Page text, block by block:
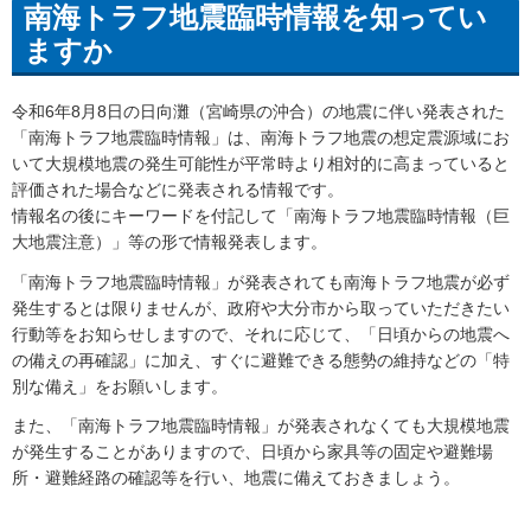
南海トラフ地震臨時情報を知ってい
ますか
令和6年8月8日の日向灘（宮崎県の沖合）の地震に伴い発表された
「南海トラフ地震臨時情報」は、南海トラフ地震の想定震源域にお
いて大規模地震の発生可能性が平常時より相対的に高まっていると
評価された場合などに発表される情報です。
情報名の後にキーワードを付記して「南海トラフ地震臨時情報（巨
大地震注意）」等の形で情報発表します。
「南海トラフ地震臨時情報」が発表されても南海トラフ地震が必ず
発生するとは限りませんが、政府や大分市から取っていただきたい
行動等をお知らせしますので、それに応じて、「日頃からの地震へ
の備えの再確認」に加え、すぐに避難できる態勢の維持などの「特
別な備え」をお願いします。
また、「南海トラフ地震臨時情報」が発表されなくても大規模地震
が発生することがありますので、日頃から家具等の固定や避難場
所・避難経路の確認等を行い、地震に備えておきましょう。